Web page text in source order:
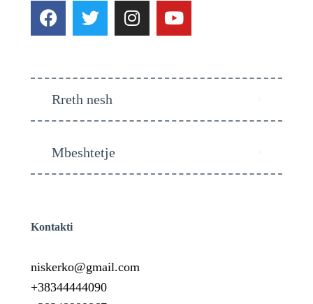
Rreth nesh
Mbeshtetje
Kontakti
niskerko@gmail.com
+38344444090